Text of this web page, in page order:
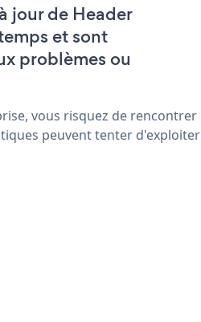
jour de Header
et sont
problèmes ou
vous risquez de rencontrer
peuvent tenter d'exploiter